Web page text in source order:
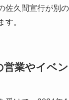
佐久間宣行が別
す。
業やイベ